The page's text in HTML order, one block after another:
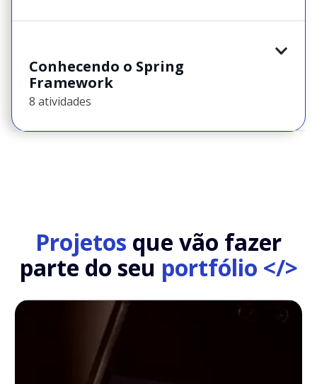
Conhecendo o Spring
Framework
8 atividades
Projetos que vão fazer
parte do seu portfólio </>